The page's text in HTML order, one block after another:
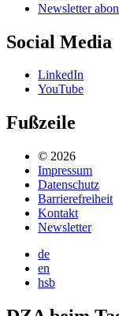
Newsletter
Social Media
LinkedIn
YouTube
Fußzeile
© 2026
Impressum
Datenschutz
Barrierefreiheit
Kontakt
Newsletter
de
en
hsb